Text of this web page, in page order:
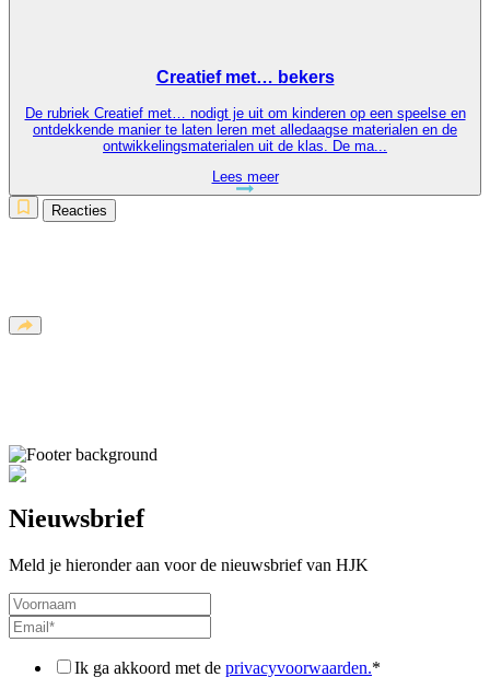
Creatief met… bekers
De rubriek Creatief met… nodigt je uit om kinderen op een speelse en
ontdekkende manier te laten leren met alledaagse materialen en de
ontwikkelingsmaterialen uit de klas. De ma...
Lees meer
Reacties
Nieuwsbrief
Meld je hieronder aan voor de nieuwsbrief van HJK
Ik ga akkoord met de privacyvoorwaarden.*